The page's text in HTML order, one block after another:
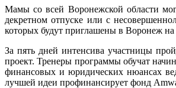
Мамы со всей Воронежской области
декретном отпуске или с
которых будут приглашены в Воронеж на
За пять дней интенсива участницы
проект. Тренеры программы обучат
финансовых и юридических нюансах
лучшей идеи профинансирует фонд